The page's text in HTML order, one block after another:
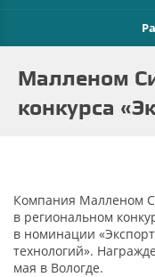
Малленом
конкурса
Компания Малленом
в региональном
в номинации
технологий».
мая в Вологде.